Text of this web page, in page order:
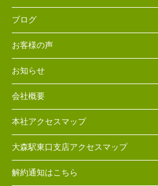
ブログ
お客様の声
お知らせ
会社概要
本社アクセスマップ
大森駅東口支店アクセスマップ
解約通知はこちら